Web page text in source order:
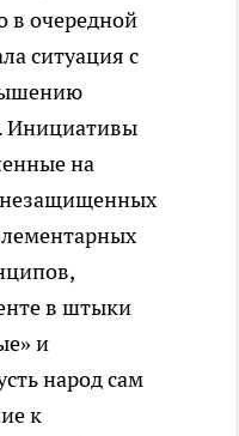
в очередной
ситуация с
Инициативы
на
незащищенных
в штыки
и
народ сам
к